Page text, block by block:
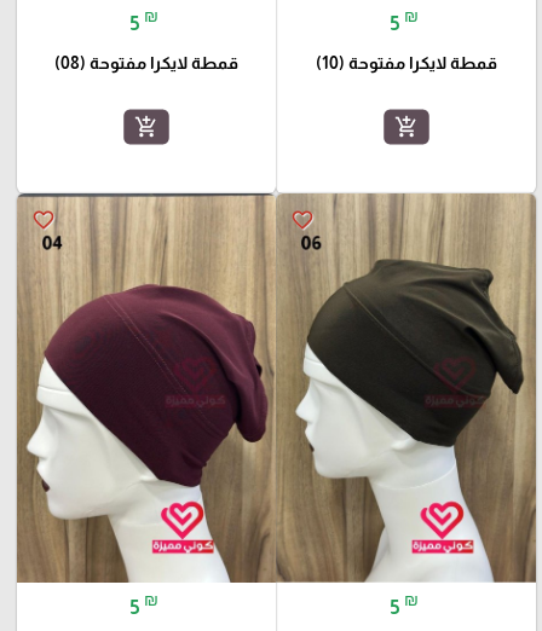
5 ₪
قمطة لايكرا مفتوحة (10)
add_shopping_cart
5 ₪
قمطة لايكرا مفتوحة (08)
add_shopping_cart
favorite_border
5 ₪
favorite_border
5 ₪